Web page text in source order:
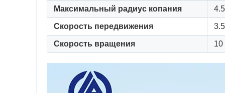
Максимальный радиус копания
Скорость передвижения
Скорость вращения 10